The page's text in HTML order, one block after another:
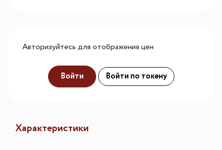
Авторизуйтесь для отображения цен
Войти Войти по токену
Характеристики